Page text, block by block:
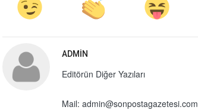
ADMIN
Editörün Diğer Yazıları
Mail: admin@sonpostagazetesi.com